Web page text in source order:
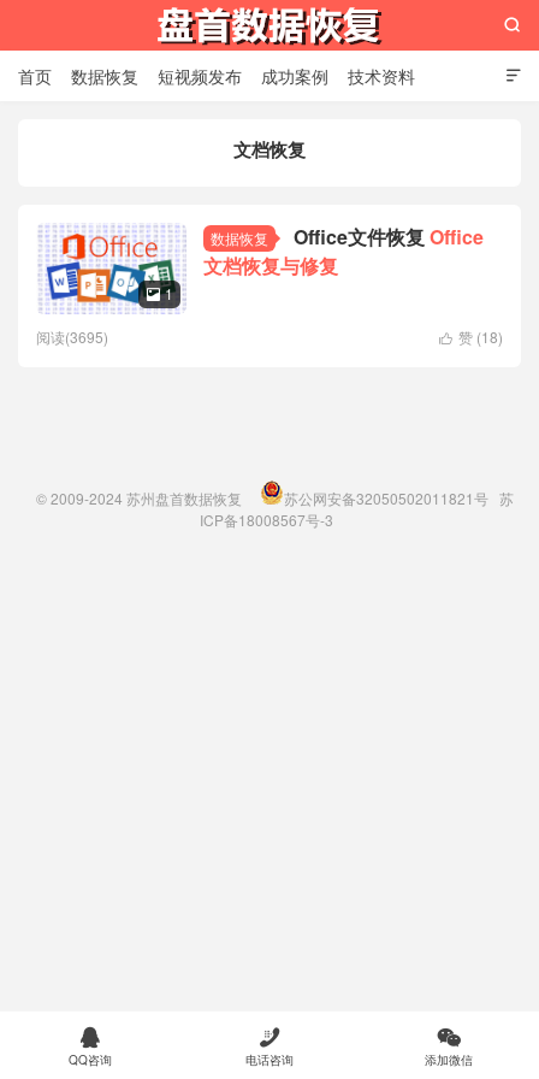

首页 数据恢复 短视频发布 成功案例 技术资料

文档恢复
数据恢复 Office文件恢复Office
文档恢复与修复
 1
 赞 (18)
阅读(3695)
© 2009-2024 苏州盘首数据恢复 苏公网安备32050502011821号 苏
ICP备18008567号-3

QQ咨询

电话咨询

添加微信